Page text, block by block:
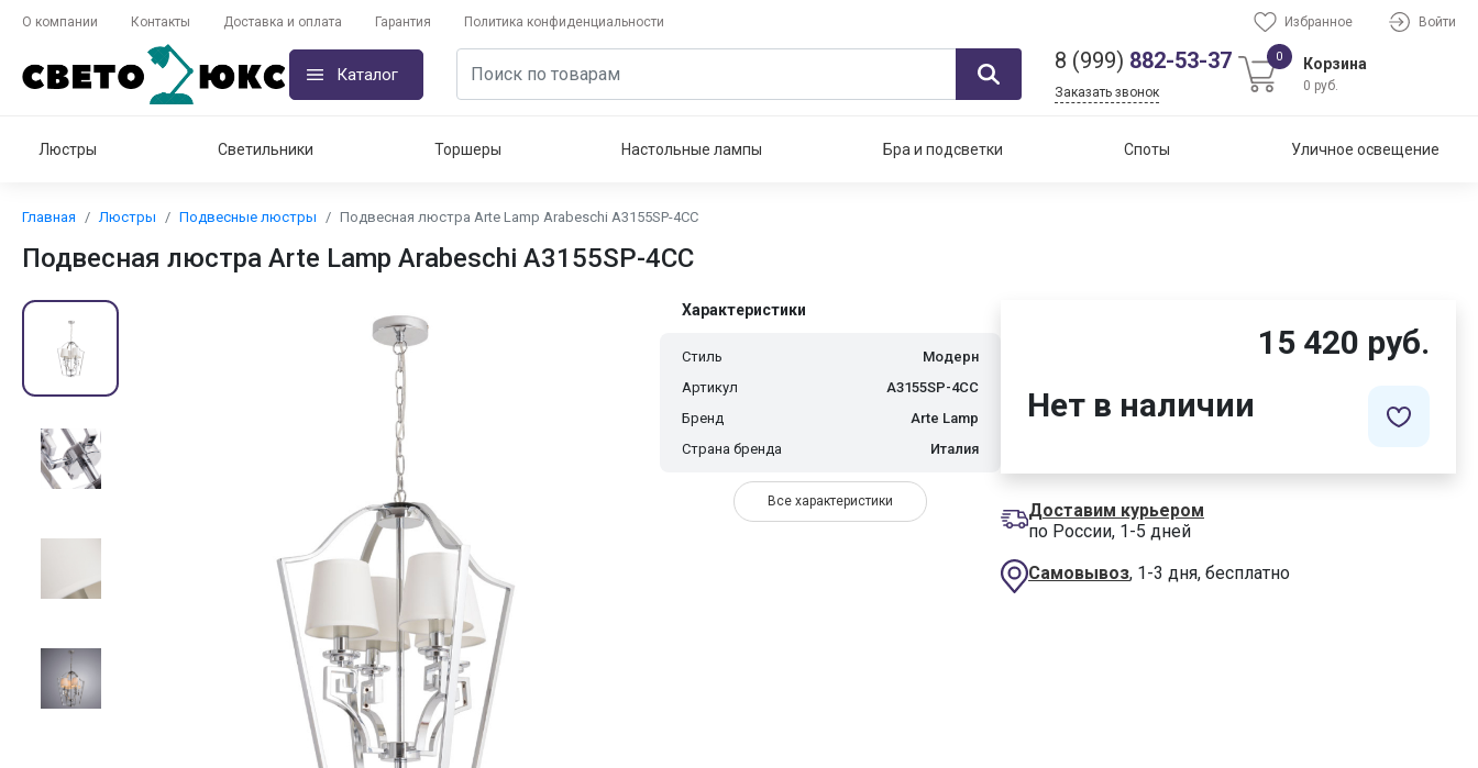
О компании Контакты Доставка и оплата Гарантия Политика конфиденциальности Избранное Войти
Каталог
8 (999) 882-53-37
Заказать звонок
0 Корзина
0 руб.
Люстры Светильники Торшеры Настольные лампы Бра и подсветки Споты Уличное освещение
Главная Люстры Подвесные люстры Подвесная люстра Arte Lamp Arabeschi A3155SP-4CC
Подвесная люстра Arte Lamp Arabeschi A3155SP-4CC
Характеристики
Стиль
Модерн
Артикул
A3155SP-4CC
Бренд
Arte Lamp
Страна бренда
Италия
Все характеристики
15 420 руб.
Нет в наличии
Доставим курьером
по России, 1-5 дней
Самовывоз, 1-3 дня, бесплатно